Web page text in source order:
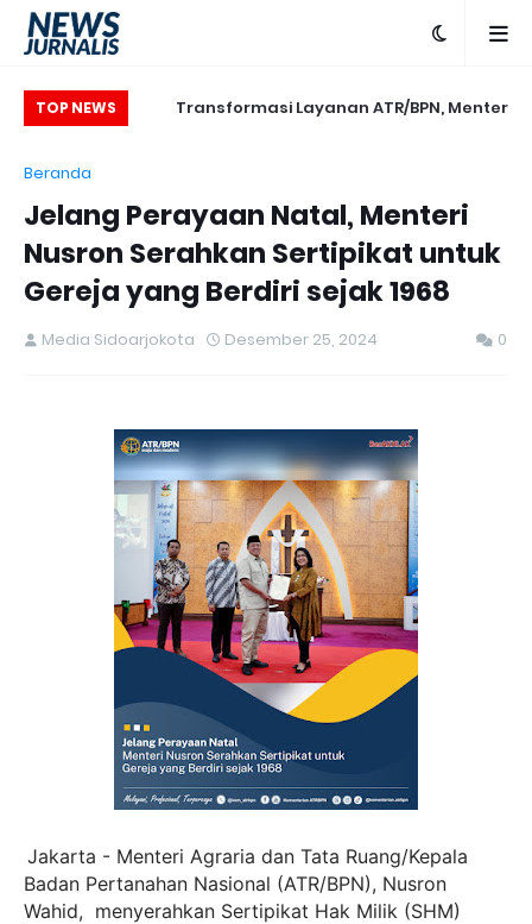
TOP NEWS
Transformasi Layanan ATR/BPN, Menteri
Beranda
Jelang Perayaan Natal, Menteri
Nusron Serahkan Sertipikat untuk
Gereja yang Berdiri sejak 1968
Media Sidoarjokota Desember 25, 2024 0
Jakarta - Menteri Agraria dan Tata Ruang/Kepala
Badan Pertanahan Nasional (ATR/BPN), Nusron
Wahid, menyerahkan Sertipikat Hak Milik (SHM)